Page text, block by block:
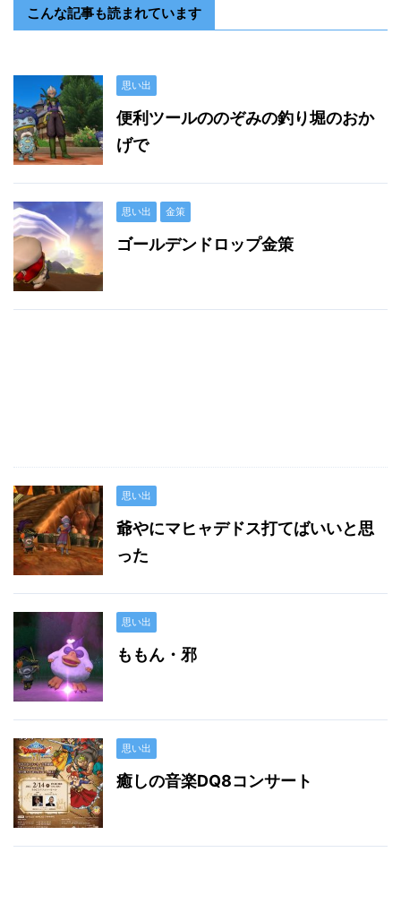
こんな記事も読まれています
思い出
便利ツールののぞみの釣り堀のおか
げで
思い出 金策
ゴールデンドロップ金策
思い出
爺やにマヒャデドス打てばいいと思
った
思い出
ももん・邪
思い出
癒しの音楽DQ8コンサート